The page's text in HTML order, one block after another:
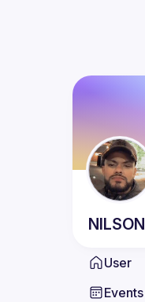
NILSON
User
Events